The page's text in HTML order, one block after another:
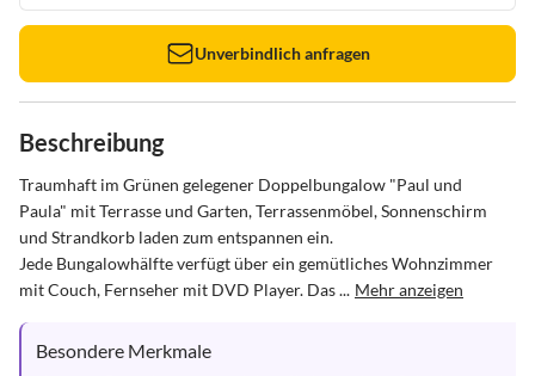
Unverbindlich anfragen
Beschreibung
Traumhaft im Grünen gelegener Doppelbungalow "Paul und
Paula" mit Terrasse und Garten, Terrassenmöbel, Sonnenschirm
und Strandkorb laden zum entspannen ein.
Jede Bungalowhälfte verfügt über ein gemütliches Wohnzimmer
mit Couch, Fernseher mit DVD Player. Das ... Mehr anzeigen
Besondere Merkmale